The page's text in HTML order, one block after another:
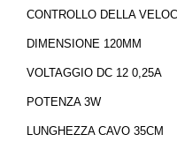
CONTROLLO DELLA
DIMENSIONE 120MM
VOLTAGGIO DC 12 0,25A
POTENZA 3W
LUNGHEZZA CAVO 35CM